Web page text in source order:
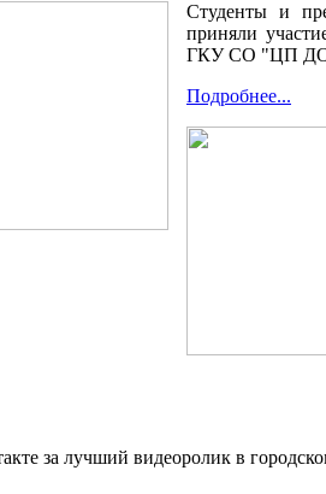
Студенты и
приняли
ГКУ СО "ЦП
Подробнее...
за лучший видеоролик в